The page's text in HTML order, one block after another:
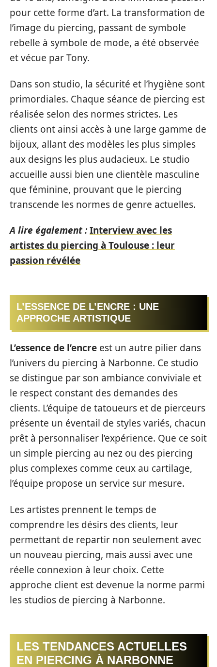
pour cette forme d’art. La transformation de
l’image du piercing, passant de symbole
rebelle à symbole de mode, a été observée
et vécue par Tony.
Dans son studio, la sécurité et l’hygiène sont
primordiales. Chaque séance de piercing est
réalisée selon des normes strictes. Les
clients ont ainsi accès à une large gamme de
bijoux, allant des modèles les plus simples
aux designs les plus audacieux. Le studio
accueille aussi bien une clientèle masculine
que féminine, prouvant que le piercing
transcende les normes de genre actuelles.
A lire également :Interview avec les
artistes du piercing à Toulouse : leur
passion révélée
L’ESSENCE DE L’ENCRE : UNE
APPROCHE ARTISTIQUE
L’essence de l’encre est un autre pilier dans
l’univers du piercing à Narbonne. Ce studio
se distingue par son ambiance conviviale et
le respect constant des demandes des
clients. L’équipe de tatoueurs et de pierceurs
présente un éventail de styles variés, chacun
prêt à personnaliser l’expérience. Que ce soit
un simple piercing au nez ou des piercing
plus complexes comme ceux au cartilage,
l’équipe propose un service sur mesure.
Les artistes prennent le temps de
comprendre les désirs des clients, leur
permettant de repartir non seulement avec
un nouveau piercing, mais aussi avec une
réelle connexion à leur choix. Cette
approche client est devenue la norme parmi
les studios de piercing à Narbonne.
LES TENDANCES ACTUELLES
EN PIERCING À NARBONNE